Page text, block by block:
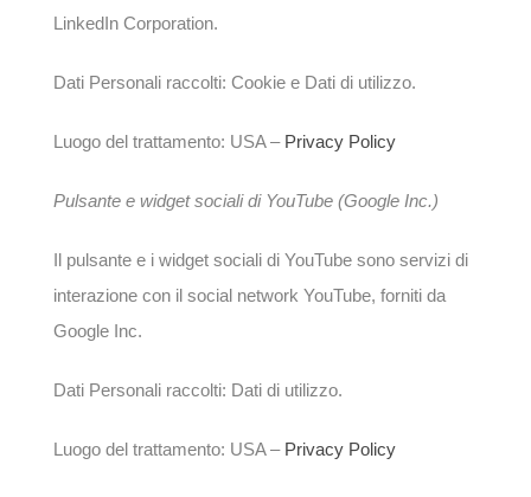
LinkedIn Corporation.
Dati Personali raccolti: Cookie e Dati di utilizzo.
Luogo del trattamento: USA – Privacy Policy
Pulsante e widget sociali di YouTube (Google Inc.)
Il pulsante e i widget sociali di YouTube sono servizi di
interazione con il social network YouTube, forniti da
Google Inc.
Dati Personali raccolti: Dati di utilizzo.
Luogo del trattamento: USA – Privacy Policy